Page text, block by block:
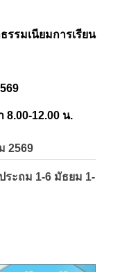
รมเนียมการเรียน
8.00-12.00 น.
2569
ระถม 1-6 มัธยม 1-